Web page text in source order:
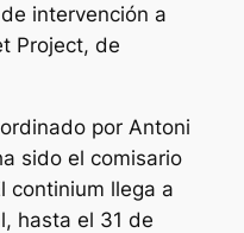
intervención a
Project, de
por Antoni
sido el comisario
continium llega a
hasta el 31 de